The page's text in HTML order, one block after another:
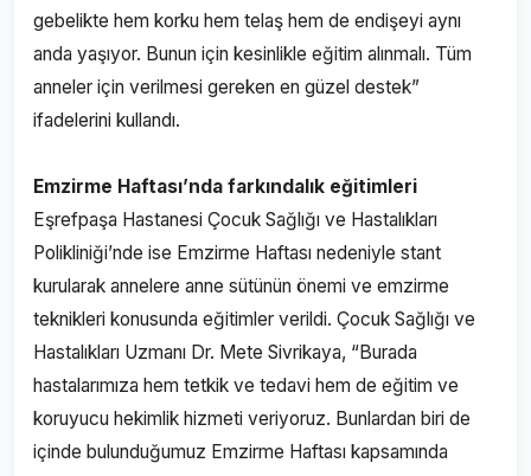
gebelikte hem korku hem telaş hem de endişeyi aynı
anda yaşıyor. Bunun için kesinlikle eğitim alınmalı. Tüm
anneler için verilmesi gereken en güzel destek”
ifadelerini kullandı.
Emzirme Haftası’nda farkındalık eğitimleri
Eşrefpaşa Hastanesi Çocuk Sağlığı ve Hastalıkları
Polikliniği’nde ise Emzirme Haftası nedeniyle stant
kurularak annelere anne sütünün önemi ve emzirme
teknikleri konusunda eğitimler verildi. Çocuk Sağlığı ve
Hastalıkları Uzmanı Dr. Mete Sivrikaya, “Burada
hastalarımıza hem tetkik ve tedavi hem de eğitim ve
koruyucu hekimlik hizmeti veriyoruz. Bunlardan biri de
içinde bulunduğumuz Emzirme Haftası kapsamında